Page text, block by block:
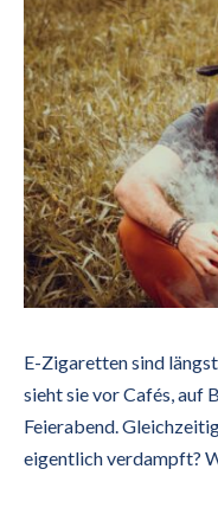
E-Zigaretten sind
sieht sie vor Cafés, auf
Feierabend.
eigentlich verdampft?